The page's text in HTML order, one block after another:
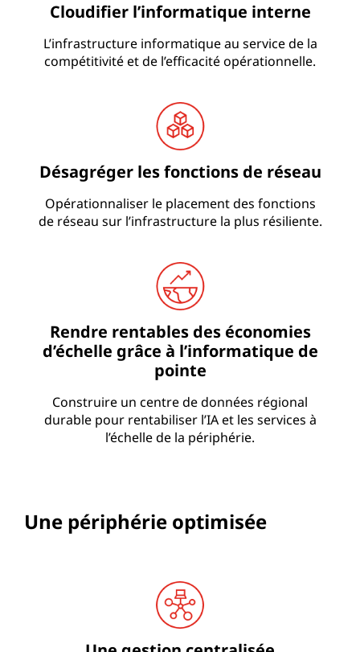
Cloudifier l’informatique interne
L’infrastructure informatique au service de la
compétitivité et de l’efficacité opérationnelle.
Désagréger les fonctions de réseau
Opérationnaliser le placement des fonctions
de réseau sur l’infrastructure la plus résiliente.
Rendre rentables des économies
d’échelle grâce à l’informatique de
pointe
Construire un centre de données régional
durable pour rentabiliser l’IA et les services à
l’échelle de la périphérie.
Une périphérie optimisée